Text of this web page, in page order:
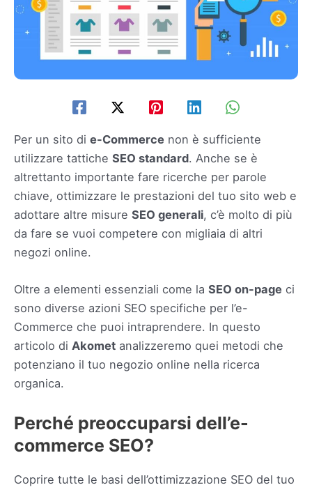
Per un sito di e-Commerce non è sufficiente
utilizzare tattiche SEO standard. Anche se è
altrettanto importante fare ricerche per parole
chiave, ottimizzare le prestazioni del tuo sito web e
adottare altre misure SEO generali, c’è molto di più
da fare se vuoi competere con migliaia di altri
negozi online.
Oltre a elementi essenziali come la SEO on-page ci
sono diverse azioni SEO specifiche per l’e-
Commerce che puoi intraprendere. In questo
articolo di Akomet analizzeremo quei metodi che
potenziano il tuo negozio online nella ricerca
organica.
Perché preoccuparsi dell’e-
commerce SEO?
Coprire tutte le basi dell’ottimizzazione SEO del tuo